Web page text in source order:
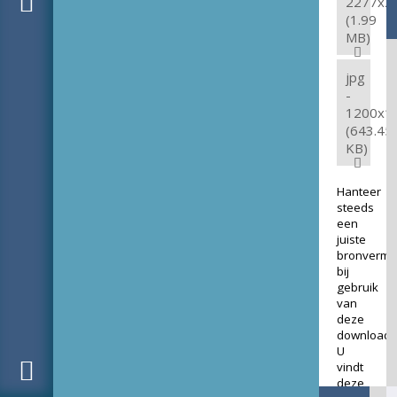
(1.99
MB)
jpg
-
(643.45
KB)
Hanteer
steeds
een
juiste
bij
gebruik
van
deze
download.
U
vindt
deze